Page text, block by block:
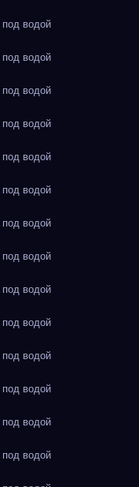
водой
водой
водой
водой
водой
водой
водой
водой
водой
водой
водой
водой
водой
водой